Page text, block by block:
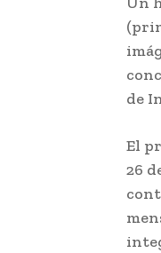
de
El
26